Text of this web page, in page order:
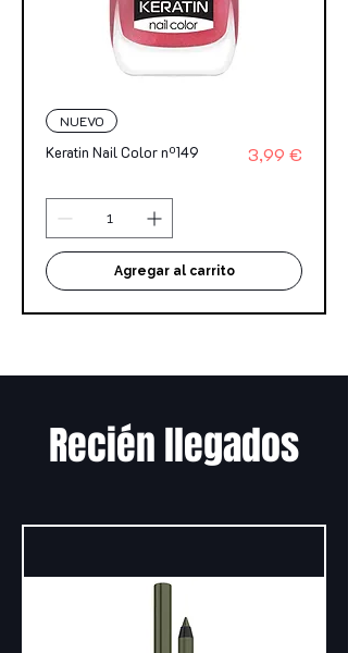
NUEVO
Keratin Nail Color nº149 Precio
3,99 €
Agregar al carrito
Recién llegados